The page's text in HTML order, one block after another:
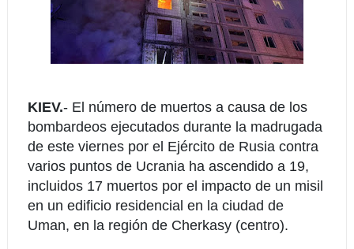
KIEV.- El número de muertos a causa de los
bombardeos ejecutados durante la madrugada
de este viernes por el Ejército de Rusia contra
varios puntos de Ucrania ha ascendido a 19,
incluidos 17 muertos por el impacto de un misil
en un edificio residencial en la ciudad de
Uman, en la región de Cherkasy (centro).